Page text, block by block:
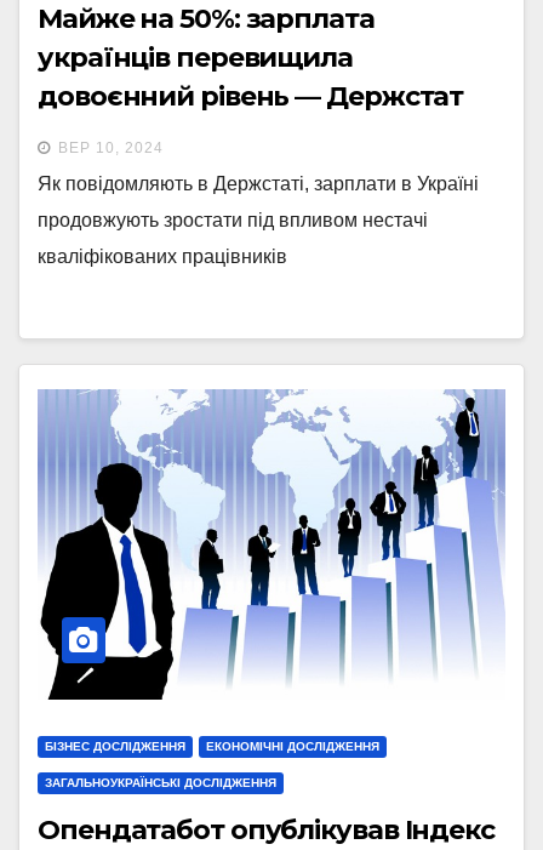
Майже на 50%: зарплата
українців перевищила
довоєнний рівень — Держстат
(інфографіка)
ВЕР 10, 2024
Як повідомляють в Держстаті, зарплати в Україні
продовжують зростати під впливом нестачі
кваліфікованих працівників
БІЗНЕС ДОСЛІДЖЕННЯ ЕКОНОМІЧНІ ДОСЛІДЖЕННЯ
ЗАГАЛЬНОУКРАЇНСЬКІ ДОСЛІДЖЕННЯ
Опендатабот опублікував Індекс